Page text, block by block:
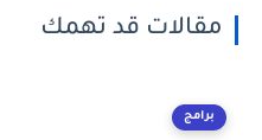
مقالات قد تهمك
برامج